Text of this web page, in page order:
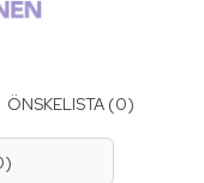
ÖNSKELISTA (0)